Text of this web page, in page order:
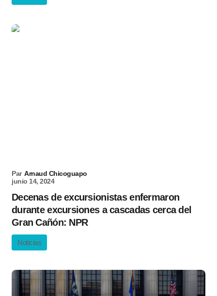
Par Arnaud Chicoguapo
junio 14, 2024
Decenas de excursionistas enfermaron
durante excursiones a cascadas cerca del
Gran Cañón: NPR
Noticias